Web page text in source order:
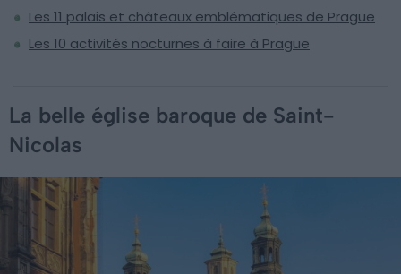
Les 11 palais et châteaux emblématiques de Prague
Les 10 activités nocturnes à faire à Prague
La belle église baroque de Saint-
Nicolas